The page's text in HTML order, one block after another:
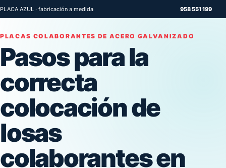
PLACA AZUL · fabricación a medida 958 551 199
PLACAS COLABORANTES DE ACERO GALVANIZADO
Pasos para la
correcta
colocación de
losas
colaborantes en